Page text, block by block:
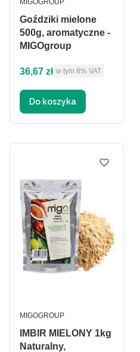
Goździki mielone
500g, aromatyczne -
MIGOgroup
MIGOGROUP
Cena brutto
36,67 zł w tym %s VAT
w tym 8% VAT
Do koszyka
IMBIR MIELONY 1kg
Naturalny,
PRODUCENT
MIGOGROUP